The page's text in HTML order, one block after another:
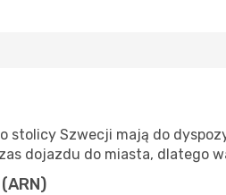
stolicy Szwecji mają do
dojazdu do miasta, dlatego